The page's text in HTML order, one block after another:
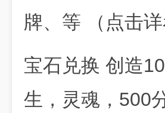
牌、等 （点击
宝石兑换 创造
生，灵魂，500